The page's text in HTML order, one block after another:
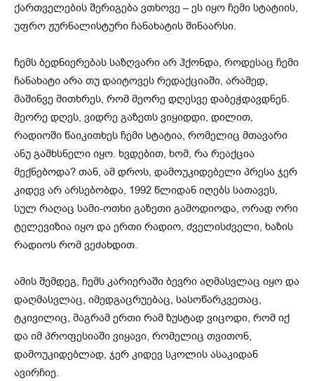
ქართველების შერიგება ვთხოვე – ეს იყო ჩემი სტატიის,
უფრო ჟურნალისტური ჩანახატის შინაარსი.
ჩემს ბედნიერებას საზღვარი არ ჰქონდა, როდესაც ჩემი
ჩანახატი არა თუ დაიტოვეს რედაქციაში, არამედ,
მაშინვე მითხრეს, რომ მეორე დღესვე დაბეჭდავდნენ.
მეორე დღეს, ვიდრე გაზეთს ვიყიდდი, დილით,
რადიოში წაიკითხეს ჩემი სტატია, რომელიც მთავარი
ანუ გამხსნელი იყო. ხვდებით, ხომ, რა რეაქცია
მექნებოდა? თან, ამ დროს, დამოუკიდებელი პრესა ჯერ
კიდევ არ არსებობდა, 1992 წლიდან იღებს სათავეს,
სულ რაღაც სამი-ოთხი გაზეთი გამოდიოდა, ორად ორი
ტელევიზია იყო და ერთი რადიო, ძველისძველი, ხაზის
რადიოს რომ ვეძახდით.
ამის შემდეგ, ჩემს კარიერაში ბევრი აღმასვლაც იყო და
დაღმასვლაც, იმედგაცრუებაც, სასოწარკვეთაც,
ტკივილიც, მაგრამ ერთი რამ ზუსტად ვიცოდი, რომ იქ
და იმ პროფესიაში ვიყავი, რომელიც თვითონ,
დამოუკიდებლად, ჯერ კიდევ სკოლის ასაკიდან
ავირჩიე.